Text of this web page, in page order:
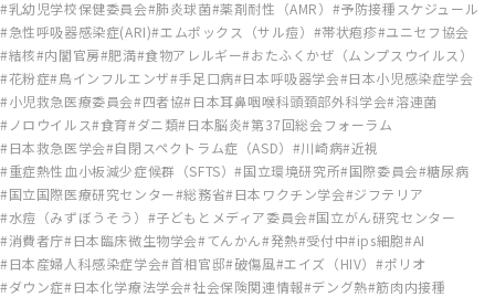
乳幼児学校保健委員会 肺炎球菌 薬剤耐性（AMR）
予防接種スケジュール
急性呼吸器感染症(ARI) エムポックス（サル痘） 帯状疱疹 ユニセフ協会
結核 内閣官房 肥満 食物アレルギー おたふくかぜ（ムンプスウイルス）
花粉症 鳥インフルエンザ 手足口病 日本呼吸器学会 日本小児感染症学会
小児救急医療委員会 四者協 日本耳鼻咽喉科頭頚部外科学会 溶連菌
ノロウイルス 食育 ダニ類 日本脳炎 第37回総会フォーラム
日本救急医学会 自閉スペクトラム症（ASD） 川崎病 近視
重症熱性血小板減少症候群（SFTS） 国立環境研究所 国際委員会 糖尿病
国立国際医療研究センター 総務省 日本ワクチン学会 ジフテリア
水痘（みずぼうそう）
子どもとメディア委員会 国立がん研究センター
消費者庁 日本臨床微生物学会 てんかん 発熱 受付中 ips細胞 AI
日本産婦人科感染症学会 首相官邸 破傷風 エイズ（HIV） ポリオ
ダウン症 日本化学療法学会 社会保険関連情報 デング熱 筋肉内接種